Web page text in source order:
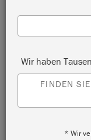
Wir haben
FINDEN
* Wir